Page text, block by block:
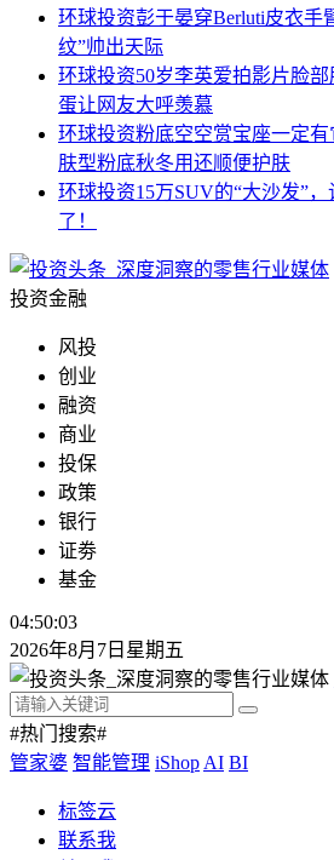
环球投资彭于晏穿Berluti皮衣手
纹”帅出天际
环球投资50岁李英爱拍影片脸
蛋让网友大呼羡慕
环球投资粉底空空赏宝座一定
肤型粉底秋冬用还顺便护肤
环球投资15万SUV的“大沙发”
了！
投资金融
风投
创业
融资
商业
投保
政策
银行
证劵
基金
04:50:04
2026年8月7日星期五
#热门搜索#
管家婆 智能管理 iShop AI BI
标签云
联系我